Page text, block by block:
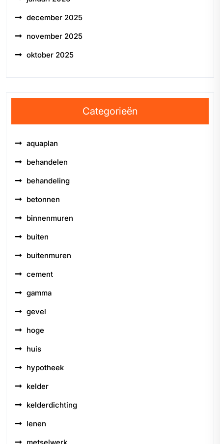
december 2025
november 2025
oktober 2025
Categorieën
aquaplan
behandelen
behandeling
betonnen
binnenmuren
buiten
buitenmuren
cement
gamma
gevel
hoge
huis
hypotheek
kelder
kelderdichting
lenen